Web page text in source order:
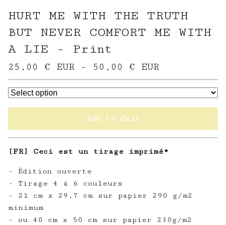
HURT ME WITH THE TRUTH
BUT NEVER COMFORT ME WITH
A LIE - Print
25,00 € EUR - 50,00 € EUR
Add to Cart
[FR] Ceci est un tirage imprimé*
- Édition ouverte
- Tirage 4 à 6 couleurs
- 21 cm x 29,7 cm sur papier 290 g/m2
minimum
- ou 40 cm x 50 cm sur papier 230g/m2